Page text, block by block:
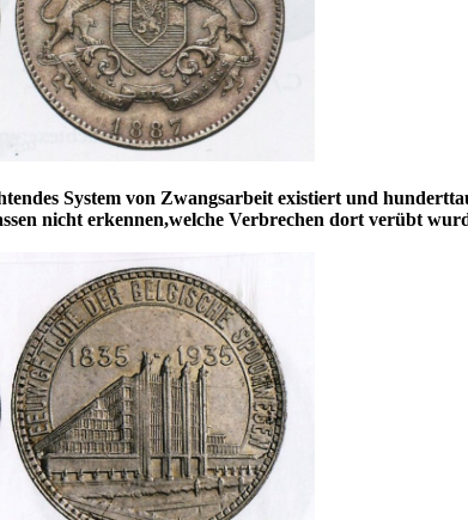
System von Zwangsarbeit existiert und
nicht erkennen,welche Verbrechen dort verübt